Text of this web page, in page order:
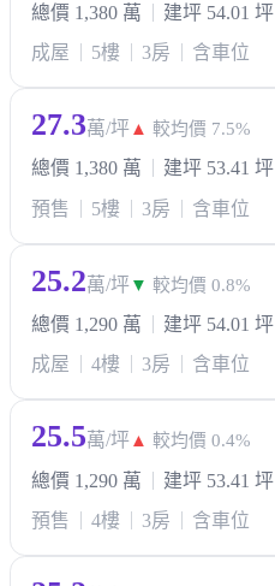
總價 1,380 萬
建坪 54.01 坪
成屋
5樓 3房 含車位
27.3萬/坪▲ 較均價 7.5%
總價 1,380 萬
建坪 53.41 坪
預售
5樓 3房 含車位
25.2萬/坪▼ 較均價 0.8%
總價 1,290 萬
建坪 54.01 坪
成屋
4樓 3房 含車位
25.5萬/坪▲ 較均價 0.4%
總價 1,290 萬
建坪 53.41 坪
預售
4樓 3房 含車位